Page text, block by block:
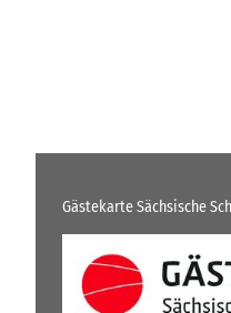
Gästekarte Sächsische